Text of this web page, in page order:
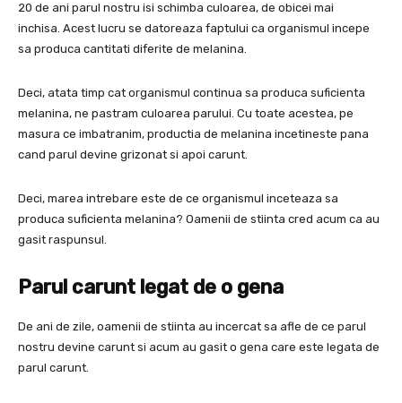
20 de ani parul nostru isi schimba culoarea, de obicei mai
inchisa. Acest lucru se datoreaza faptului ca organismul incepe
sa produca cantitati diferite de melanina.
Deci, atata timp cat organismul continua sa produca suficienta
melanina, ne pastram culoarea parului. Cu toate acestea, pe
masura ce imbatranim, productia de melanina incetineste pana
cand parul devine grizonat si apoi carunt.
Deci, marea intrebare este de ce organismul inceteaza sa
produca suficienta melanina? Oamenii de stiinta cred acum ca au
gasit raspunsul.
Parul carunt legat de o gena
De ani de zile, oamenii de stiinta au incercat sa afle de ce parul
nostru devine carunt si acum au gasit o gena care este legata de
parul carunt.